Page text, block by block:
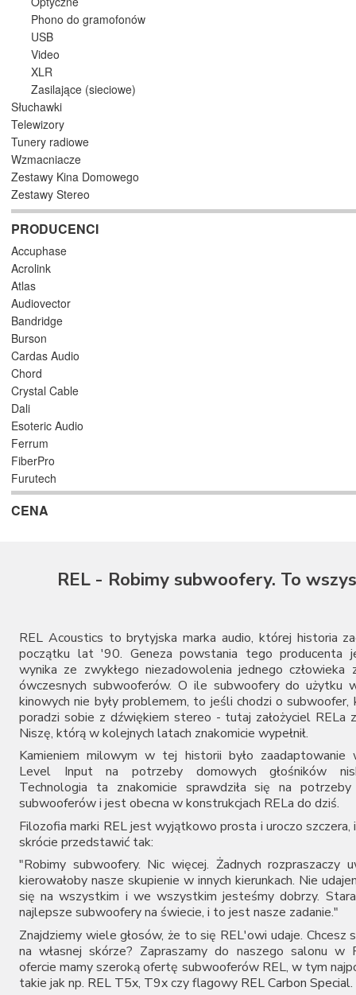
Phono do gramofonów
USB
Video
XLR
Zasilające (sieciowe)
Słuchawki
Telewizory
Tunery radiowe
Wzmacniacze
Zestawy Kina Domowego
Zestawy Stereo
PRODUCENCI
Accuphase
Acrolink
Atlas
Audiovector
Bandridge
Burson
Cardas Audio
Chord
Crystal Cable
Dali
Esoteric Audio
Ferrum
FiberPro
Furutech
Gigawatt
HiDiamond
Melodika
Monolith Audio
Monster
Naim Audio
Nordost
NorStone
Ortofon
Oyaide
Profigold
PS Audio
Purist Audio Design
QED
Quist Cable
Real Cable
REL
Sennheiser
Shunyata Research
Siltech
Sonero
Straight Wire
Supra
CENA
REL - Robimy subwoofery. To
REL Acoustics to brytyjska marka audio, której historia
początku lat '90. Geneza powstania tego producenta
wynika ze zwykłego niezadowolenia jednego człowieka
ówczesnych subwooferów. O ile subwoofery do użytku
kinowych nie były problemem, to jeśli chodzi o
poradzi sobie z dźwiękiem stereo - tutaj założyciel RELa
Niszę, którą w kolejnych latach znakomicie wypełnił.
Kamieniem milowym w tej historii było zaadaptowanie
Level Input na potrzeby domowych głośników
Technologia ta znakomicie sprawdziła się na potrzeby
subwooferów i jest obecna w konstrukcjach RELa do dziś.
Filozofia marki RELjest wyjątkowo prosta i uroczo szczera,
skrócie przedstawić tak:
"Robimy subwoofery. Nic więcej. Żadnych rozpraszaczy
kierowałoby nasze skupienie w innych kierunkach. Nie
się na wszystkim i we wszystkim jesteśmy dobrzy.
najlepsze subwoofery na świecie, i to jest nasze zadanie."
Znajdziemy wiele głosów, że to się REL'owi udaje. Chcesz
na własnej skórze? Zapraszamy do naszego salonu w
ofercie mamy szeroką ofertę subwooferów REL, w tym
takie jak np. REL T5x, T9xczy flagowy REL Carbon Special.